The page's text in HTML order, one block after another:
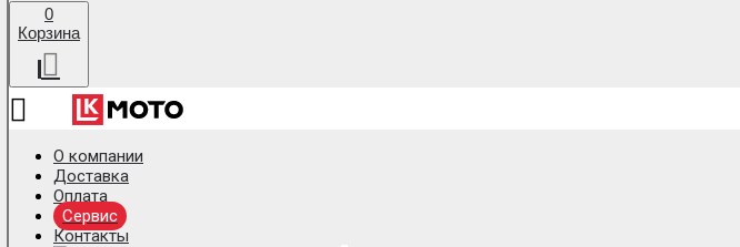
0
Корзина
О компании
Доставка
Оплата
Сервис
Контакты